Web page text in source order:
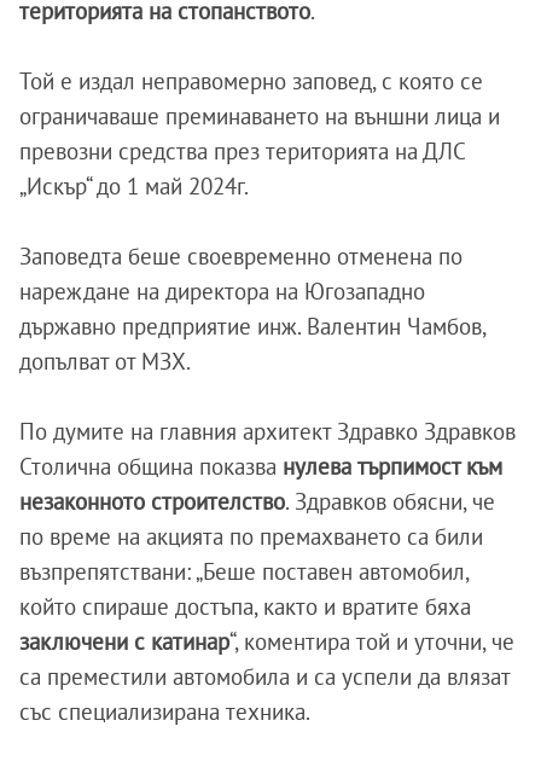
територията на стопанството.
Той е издал неправомерно заповед, с която се
ограничаваше преминаването на външни лица и
превозни средства през територията на ДЛС
„Искър“ до 1 май 2024г.
Заповедта беше своевременно отменена по
нареждане на директора на Югозападно
държавно предприятие инж. Валентин Чамбов,
допълват от МЗХ.
По думите на главния архитект Здравко Здравков
Столична община показва нулева търпимост към
незаконното строителство. Здравков обясни, че
по време на акцията по премахването са били
възпрепятствани: „Беше поставен автомобил,
който спираше достъпа, както и вратите бяха
заключени с катинар“, коментира той и уточни, че
са преместили автомобила и са успели да влязат
със специализирана техника.